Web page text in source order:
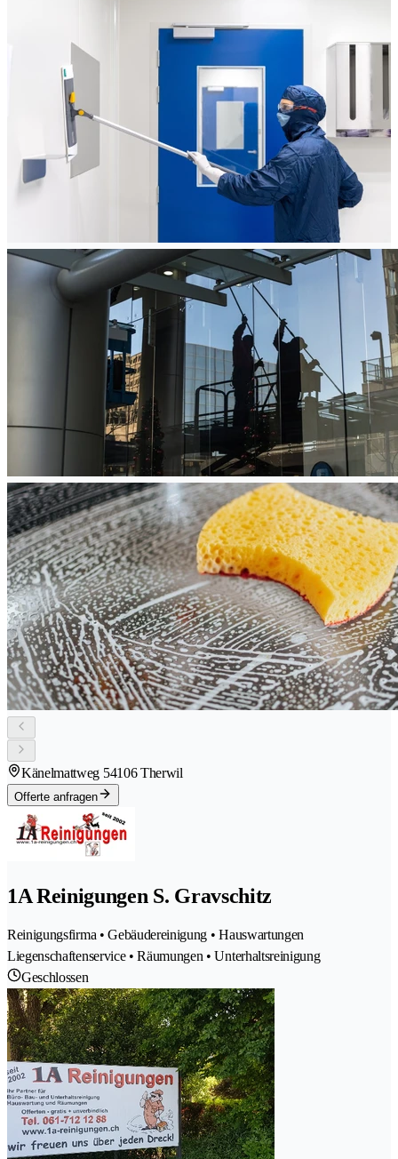
Känelmattweg 54106 Therwil
Offerte anfragen
1A Reinigungen S. Gravschitz
Reinigungsfirma • Gebäudereinigung • Hauswartungen
Liegenschaftenservice • Räumungen • Unterhaltsreinigung
Geschlossen